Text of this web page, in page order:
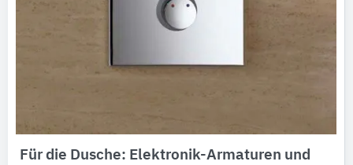
Für die Dusche: Elektronik-Armaturen und